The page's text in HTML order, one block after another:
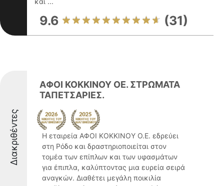
9.6 (31)
Διακριθέντες
ΑΦΟΙ ΚΟΚΚΙΝΟΥ ΟΕ. ΣΤΡΩΜΑΤΑ
ΤΑΠΕΤΣΑΡΙΕΣ.
Η εταιρεία ΑΦΟΙ ΚΟΚΚΙΝΟΥ Ο.Ε. εδρεύει
στη Ρόδο και δραστηριοποιείται στον
τομέα των επίπλων και των υφασμάτων
για έπιπλα, καλύπτοντας μια ευρεία σειρά
αναγκών. Διαθέτει μεγάλη ποικιλία